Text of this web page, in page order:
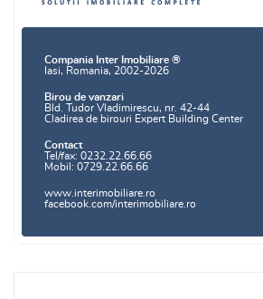
Compania Inter Imobiliare ®
Iasi, Romania, 2002-2026
Birou de vanzari
Bld. Tudor Vladimirescu, nr. 42-44
Cladirea de birouri Expert Building Center
Contact
Tel/fax: 0232.22.66.66
Mobil: 0729.22.66.66
www.interimobiliare.ro
facebook.com/interimobiliare.ro